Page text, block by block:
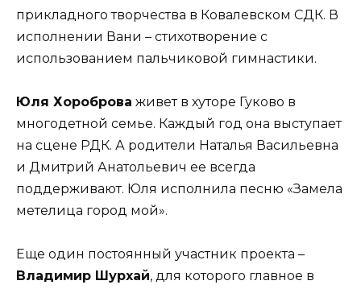
прикладного творчества в Ковалевском СДК. В
исполнении Вани – стихотворение с
использованием пальчиковой гимнастики.
Юля Хороброва живет в хуторе Гуково в
многодетной семье. Каждый год она выступает
на сцене РДК. А родители Наталья Васильевна
и Дмитрий Анатольевич ее всегда
поддерживают. Юля исполнила песню «Замела
метелица город мой».
Еще один постоянный участник проекта –
Владимир Шурхай, для которого главное в